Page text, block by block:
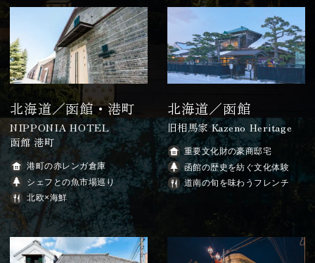
北海道／函館・港町
NIPPONIA HOTEL
函館 港町
港町の赤レンガ倉庫
シェフとの魚市場巡り
北欧×海鮮
北海道／函館
旧相馬家 Kazeno Heritage
重要文化財の豪商邸宅
函館の歴史を紡ぐ文化体験
道南の旬を味わうフレンチ